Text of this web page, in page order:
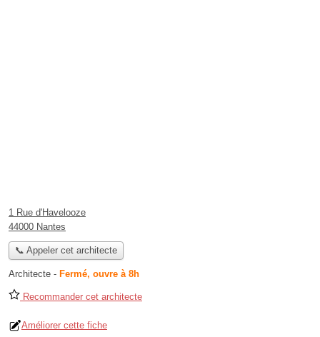
1 Rue d'Havelooze
44000 Nantes
📞 Appeler cet architecte
Architecte - Fermé, ouvre à 8h
Recommander cet architecte
Améliorer cette fiche